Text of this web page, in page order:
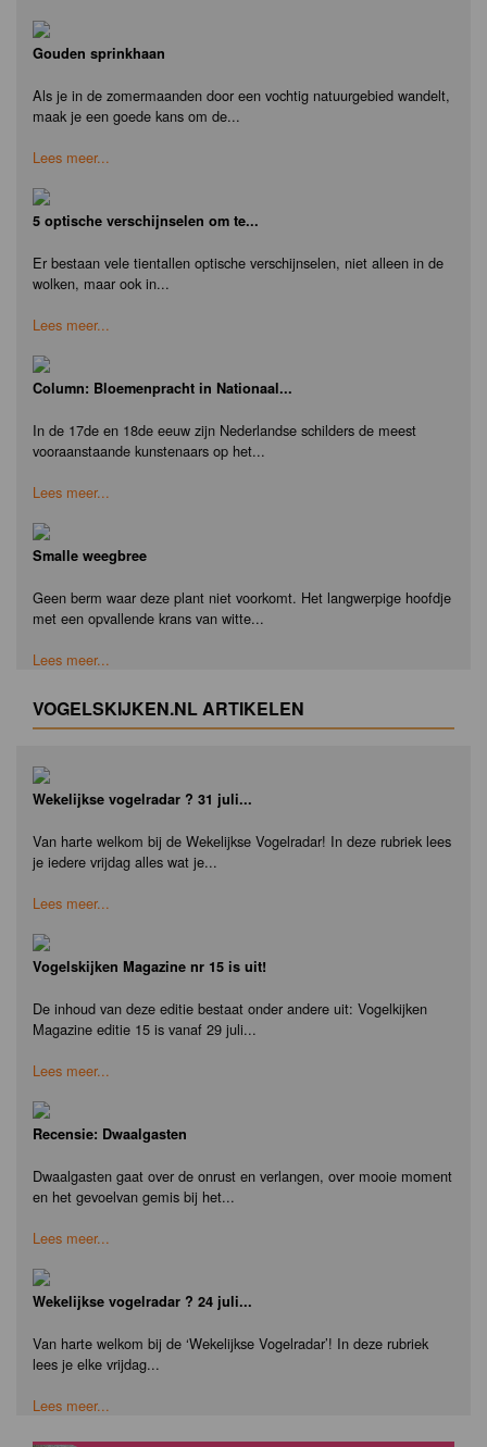
Gouden sprinkhaan
Als je in de zomermaanden door een vochtig natuurgebied wandelt,
maak je een goede kans om de...
Lees meer...
5 optische verschijnselen om te...
Er bestaan vele tientallen optische verschijnselen, niet alleen in de
wolken, maar ook in...
Lees meer...
Column: Bloemenpracht in Nationaal...
In de 17de en 18de eeuw zijn Nederlandse schilders de meest
vooraanstaande kunstenaars op het...
Lees meer...
Smalle weegbree
Geen berm waar deze plant niet voorkomt. Het langwerpige hoofdje
met een opvallende krans van witte...
Lees meer...
VOGELSKIJKEN.NL ARTIKELEN
Wekelijkse vogelradar ? 31 juli...
Van harte welkom bij de Wekelijkse Vogelradar! In deze rubriek lees
je iedere vrijdag alles wat je...
Lees meer...
Vogelskijken Magazine nr 15 is uit!
De inhoud van deze editie bestaat onder andere uit: Vogelkijken
Magazine editie 15 is vanaf 29 juli...
Lees meer...
Recensie: Dwaalgasten
Dwaalgasten gaat over de onrust en verlangen, over mooie moment
en het gevoelvan gemis bij het...
Lees meer...
Wekelijkse vogelradar ? 24 juli...
Van harte welkom bij de ‘Wekelijkse Vogelradar’! In deze rubriek
lees je elke vrijdag...
Lees meer...